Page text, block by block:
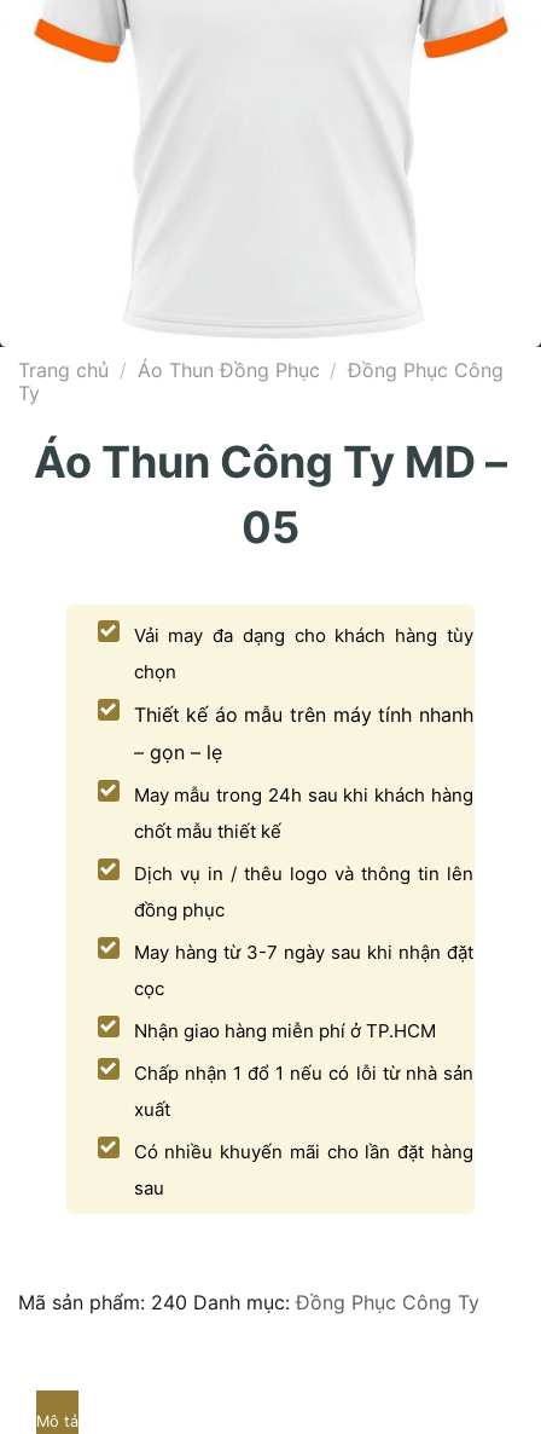
Trang chủ / Áo Thun Đồng Phục / Đồng Phục Công
Ty
Áo Thun Công Ty MD –
05
Vải may đa dạng cho khách hàng tùy
chọn
Thiết kế áo mẫu trên máy tính nhanh
– gọn – lẹ
May mẫu trong 24h sau khi khách hàng
chốt mẫu thiết kế
Dịch vụ in / thêu logo và thông tin lên
đồng phục
May hàng từ 3-7 ngày sau khi nhận đặt
cọc
Nhận giao hàng miễn phí ở TP.HCM
Chấp nhận 1 đổ 1 nếu có lỗi từ nhà sản
xuất
Có nhiều khuyến mãi cho lần đặt hàng
sau
Mã sản phẩm: 240 Danh mục:Đồng Phục Công Ty
Mô tả